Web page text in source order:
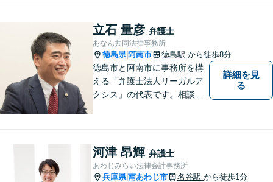
立石 量彦 弁護士
あなん共同法律事務所
徳島県|阿南市 徳島駅 から徒歩8分
徳島市と阿南市に事務所を構
える「弁護士法人リーガルア
クシス」の代表です。相談い
中心的取扱分野は遺産分割事
件。徳島県出身。東京大学法
学部卒。
詳細を見
る
河津 昂輝 弁護士
あわじみらい法律会計事務所
兵庫県|南あわじ市 名谷駅 から徒歩1分